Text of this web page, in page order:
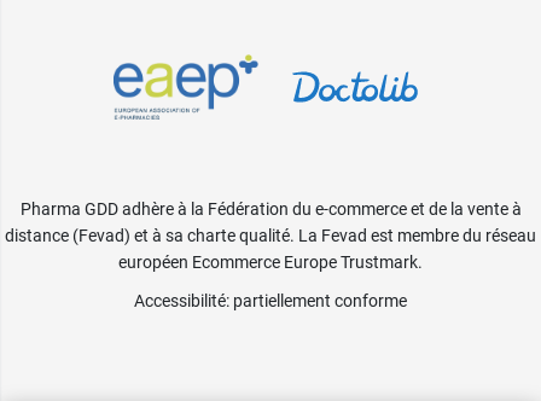
Pharma GDD adhère à la Fédération du e-commerce et de la vente à
distance (Fevad) et à sa charte qualité. La Fevad est membre du réseau
européen Ecommerce Europe Trustmark.
Accessibilité: partiellement conforme